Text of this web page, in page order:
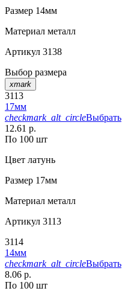
Размер 14мм
Материал металл
Артикул 3138
Выбор размера
xmark
3113
17мм
checkmark_alt_circleВыбрать
12.61 р.
По 100 шт
Цвет латунь
Размер 17мм
Материал металл
Артикул 3113
3114
14мм
checkmark_alt_circleВыбрать
8.06 р.
По 100 шт